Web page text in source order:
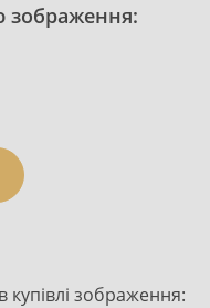
зображення:
купівлі зображення: